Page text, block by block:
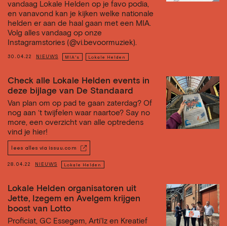
vandaag Lokale Helden op je favo podia,
en vanavond kan je kijken welke nationale
helden er aan de haal gaan met een MIA.
Volg alles vandaag op onze
Instagramstories (@vi.bevoormuziek).
30.04.22 NIEUWS MIA’s Lokale Helden
Check alle Lokale Helden events in
deze bijlage van De Standaard
Van plan om op pad te gaan zaterdag? Of
nog aan ‘t twijfelen waar naartoe? Say no
more, een overzicht van alle optredens
vind je hier!
lees alles via issuu.com
28.04.22 NIEUWS Lokale Helden
Lokale Helden organisatoren uit
Jette, Izegem en Avelgem krijgen
boost van Lotto
Proficiat, GC Essegem, Arti'Iz en Kreatief